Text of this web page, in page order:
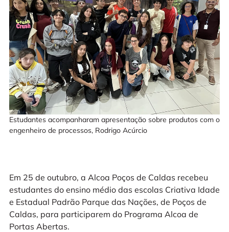
Estudantes acompanharam apresentação sobre produtos com o
engenheiro de processos, Rodrigo Acúrcio
Em 25 de outubro, a Alcoa Poços de Caldas recebeu
estudantes do ensino médio das escolas Criativa Idade
e Estadual Padrão Parque das Nações, de Poços de
Caldas, para participarem do Programa Alcoa de
Portas Abertas.